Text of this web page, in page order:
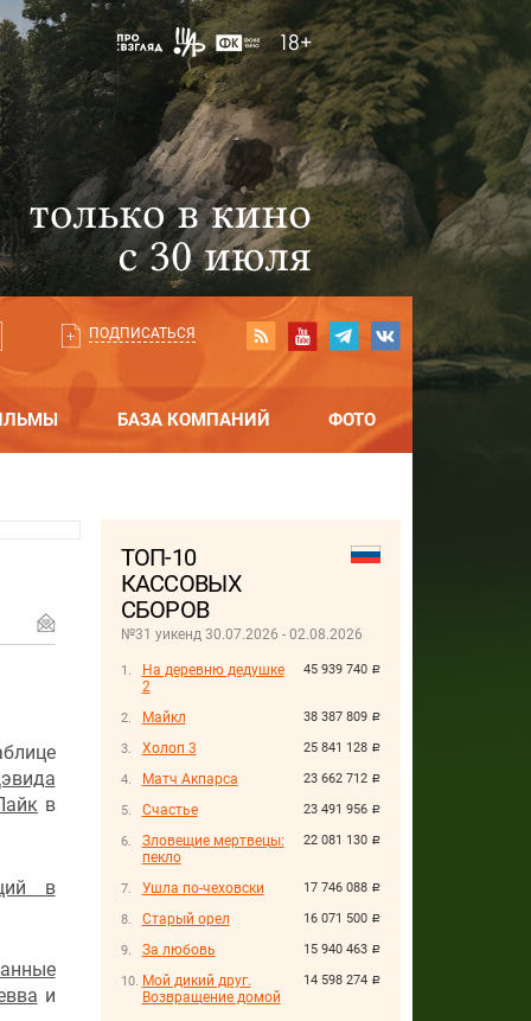
ПОДПИСАТЬСЯ
БАЗА КОМПАНИЙ ФОТО
ТОП-10
КАССОВЫХ
СБОРОВ
№31 уикенд 30.07.2026 - 02.08.2026
45 939 740 руб.
На деревню дедушке
2
38 387 809 руб.
Майкл
25 841 128 руб.
Холоп 3
23 662 712 руб.
Матч Акпарса
23 491 956 руб.
Счастье
22 081 130 руб.
Зловещие мертвецы:
пекло
17 746 088 руб.
Ушла по-чеховски
16 071 500 руб.
Старый орел
15 940 463 руб.
За любовь
14 598 274 руб.
Мой дикий друг.
Возвращение домой
в
в
и